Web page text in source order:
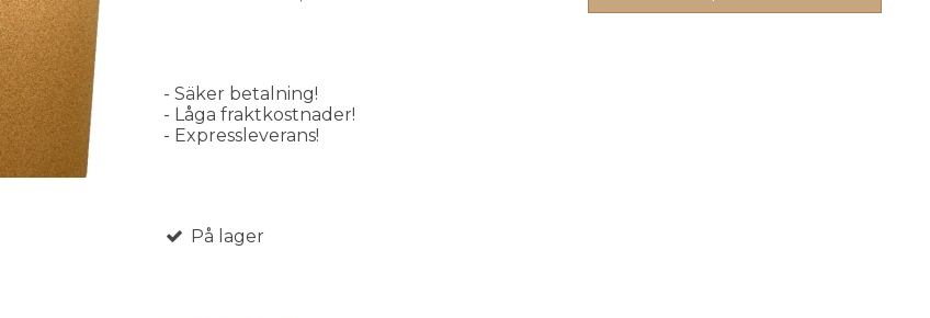
- Säker betalning!
- Låga fraktkostnader!
- Expressleverans!
På lager